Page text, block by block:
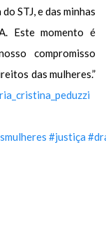
STJ, e das minhas
Este momento é
compromisso
das mulheres.”
#justiça